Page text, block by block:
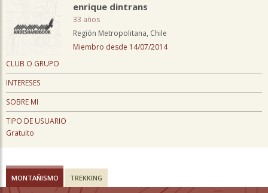
enrique dintrans
33 años
Región Metropolitana, Chile
Miembro desde 14/07/2014
CLUB O GRUPO
INTERESES
SOBRE MI
TIPO DE USUARIO
Gratuito
MONTAÑISMO TREKKING